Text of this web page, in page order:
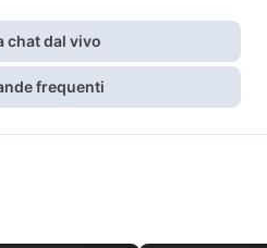
chat dal vivo
frequenti